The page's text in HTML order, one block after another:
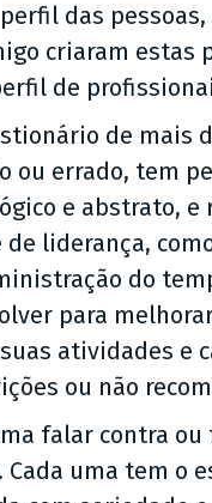
das
criaram
de
de mais
ou errado, tem
e abstrato, e
de liderança,
do
para
atividades e
ou não
falar contra
uma tem o